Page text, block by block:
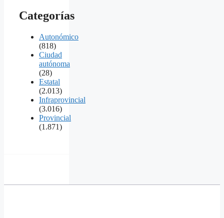
Categorías
Autonómico
(818)
Ciudad
autónoma
(28)
Estatal
(2.013)
Infraprovincial
(3.016)
Provincial
(1.871)